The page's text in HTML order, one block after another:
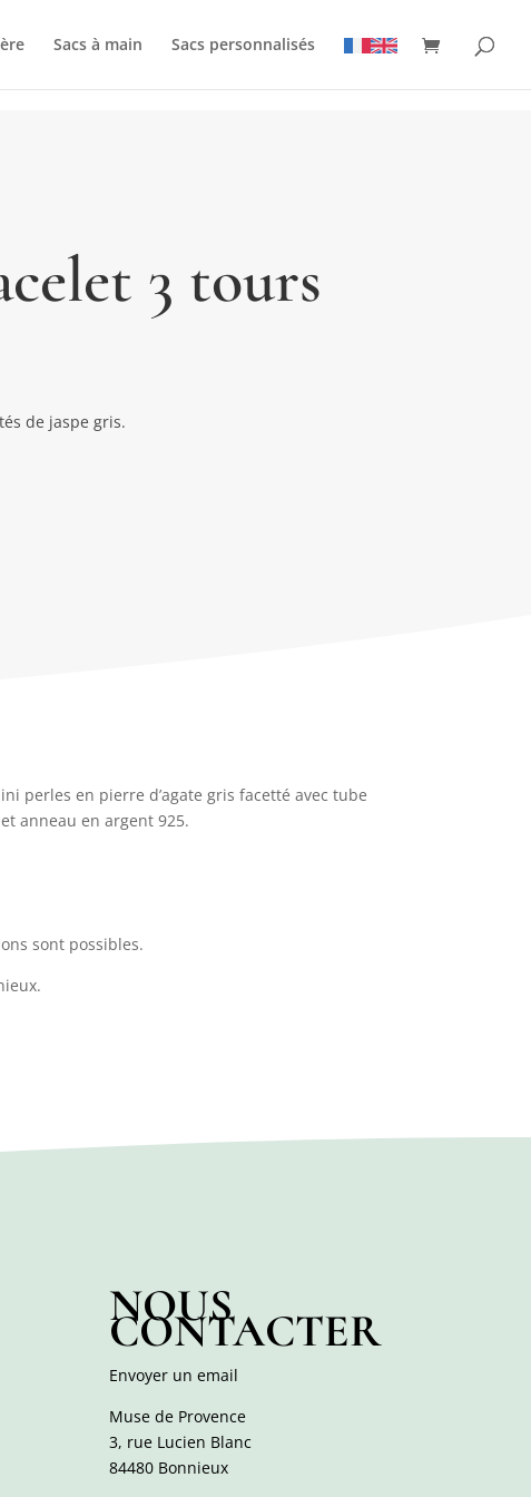
Sacs à main Sacs personnalisés
3 tours
de jaspe gris.
perles en pierre d’agate gris facetté avec tube
anneau en argent 925.
sont possibles.
NOUS
CONTACTER
Envoyer un email
Muse de Provence
3, rue Lucien Blanc
84480 Bonnieux